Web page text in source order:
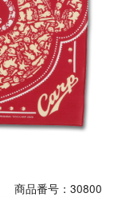
商品番号：30800